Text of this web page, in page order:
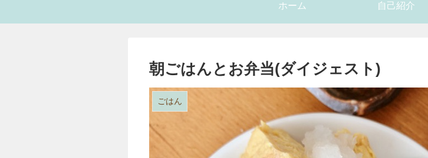
ホーム 自己紹介
朝ごはんとお弁当(ダイジェスト)
ごはん